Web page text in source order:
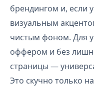
брендингом и, если
визуальным
чистым фоном. Для
оффером и без
страницы —
Это скучно только